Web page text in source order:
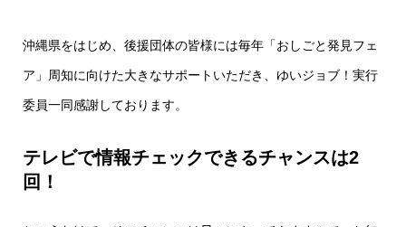
沖縄県をはじめ、後援団体の皆様には毎年「おしごと発見フェ
ア」周知に向けた大きなサポートいただき、ゆいジョブ！実行
委員一同感謝しております。
テレビで情報チェックできるチャンスは2
回！